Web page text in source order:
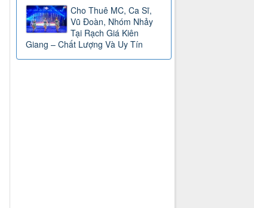
Cho Thuê MC, Ca Sĩ,
Vũ Đoàn, Nhóm Nhảy
Tại Rạch Giá Kiên
Giang – Chất Lượng Và Uy Tín